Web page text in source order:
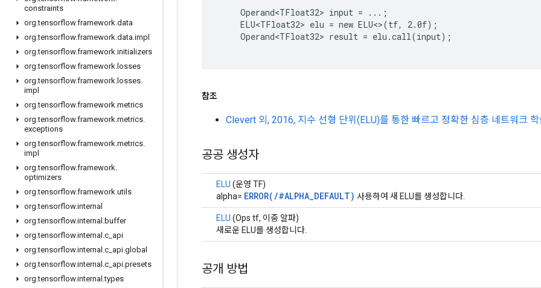
constraints
org.tensorflow.framework.data
org.tensorflow.framework.data.impl
org.tensorflow.framework.initializers
org.tensorflow.framework. losses
org.tensorflow.framework. losses.
impl
org.tensorflow.framework.metrics
org.tensorflow.framework.metrics.
exceptions
org.tensorflow.framework.metrics.
impl
org.tensorflow.framework.
optimizers
org.tensorflow.framework.utils
org.tensorflow.internal
org.tensorflow.internal .buffer
org.tensorflow.internal .c api
org.tensorflow.internal .c api.global
org.tensorflow.internal .c api.presets
org.tensorflow.internal .types
     Operand<TFloat32> input = ...;
     ELU<TFloat32> elu = new ELU<>(tf, 2.0f);
     Operand<TFloat32> result = elu.call(input);
참조
Clevert 외, 2016, 지수 선형 단위(ELU)를 통한 빠르고 정확한 심층 네트워크
공공 생성자
ELU (운영 TF)
alpha= ERROR(/#ALPHA_DEFAULT) 사용하여 새 ELU를 생성합니다.
ELU (Ops tf, 이중 알파)
새로운 ELU를 생성합니다.
공개 방법